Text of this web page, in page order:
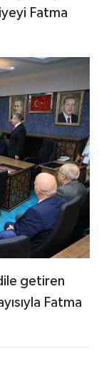
Fatma
getiren
Fatma